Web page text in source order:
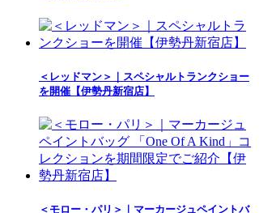
＜レッドマン＞｜スペシャルトランクショー
を開催【伊勢丹新宿店】
＜モロー・パリ＞｜マーカージュペイントバ